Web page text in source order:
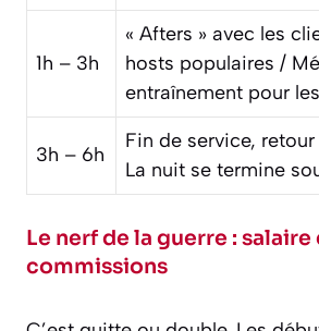
1h – 3h
« Afters » avec les
hosts populaires /
entraînement pour
3h – 6h
Fin de service,
La nuit se termine
Le nerf de la guerre : salaire
commissions